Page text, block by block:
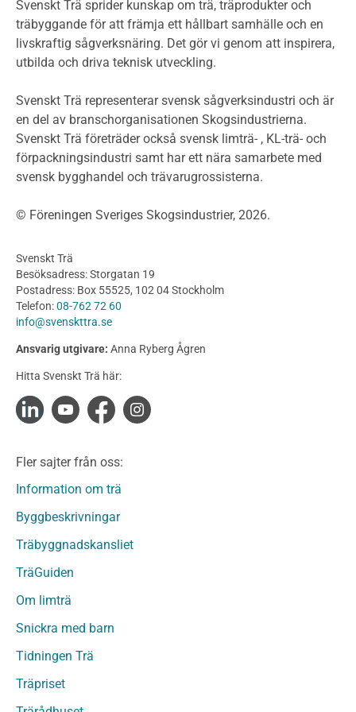
Termer och förkortningar
Planering
Klimatkalkylator hallar
Projektering av trähus - generellt
Byggsystem
Fasadsystem i skivmaterial
Bullerskärmar och andra utomhuskonstruktioner
Byggnation och utförande
Utförande
Produkter
Konstruktionsvirke
Konstruktionsvirke Behandlat
Konstruktionsvirke Fingerskarvat
Konstruktionsvirke Fingerskarvat Obehandlat
Limträ
Fanerträ
Fanerträ Obehandlat
Träpanel och Utvändig beklädnad Behandlat
Träpanel och utvändig beklädnad Obehandlat
Trägolv
Sågat virke
Sågat virke Behandlat
Övriga träprodukter
Svenskt Trä sprider kunskap om trä, träprodukter och
träbyggande för att främja ett hållbart samhälle och en
livskraftig sågverksnäring. Det gör vi genom att inspirera,
utbilda och driva teknisk utveckling.
Svenskt Trä representerar svensk sågverksindustri och är
en del av branschorganisationen Skogsindustrierna.
Svenskt Trä företräder också svensk limträ- , KL-trä- och
förpackningsindustri samt har ett nära samarbete med
svensk bygghandel och trävarugrossisterna.
© Föreningen Sveriges Skogsindustrier, 2026.
Svenskt Trä
Besöksadress: Storgatan 19
Postadress: Box 55525, 102 04 Stockholm
Telefon:08-762 72 60
info@svenskttra.se
Ansvarig utgivare: Anna Ryberg Ågren
Hitta Svenskt Trä här:
Fler sajter från oss:
Information om trä
Byggbeskrivningar
Träbyggnadskansliet
TräGuiden
Om limträ
Snickra med barn
Tidningen Trä
Träpriset